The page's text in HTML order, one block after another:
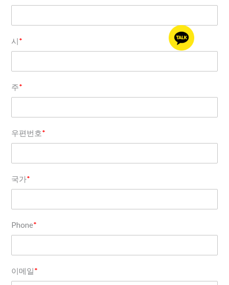
시*
주*
우편번호*
국가*
Phone*
이메일*